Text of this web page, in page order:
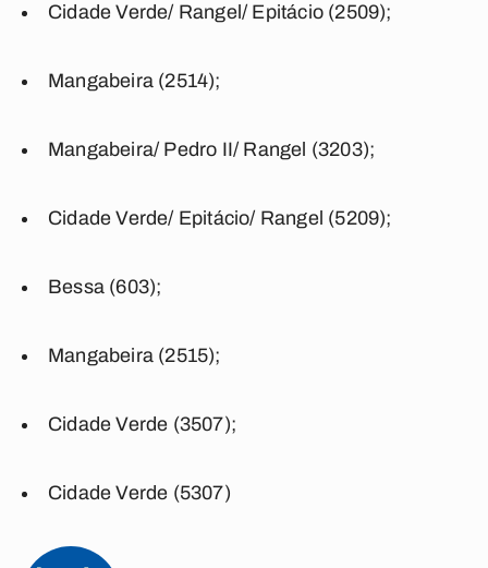
Cidade Verde/ Rangel/ Epitácio (2509);
Mangabeira (2514);
Mangabeira/ Pedro II/ Rangel (3203);
Cidade Verde/ Epitácio/ Rangel (5209);
Bessa (603);
Mangabeira (2515);
Cidade Verde (3507);
Cidade Verde (5307)